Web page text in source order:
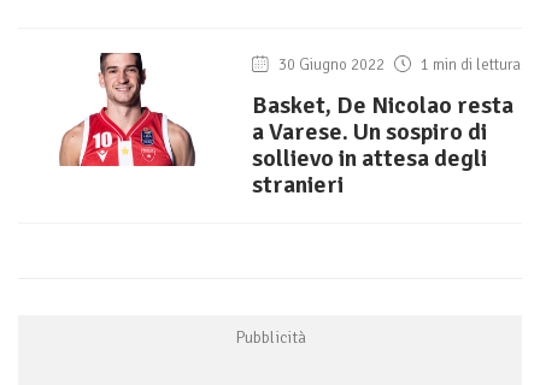
30 Giugno 2022 1 min di lettura
Basket, De Nicolao resta
a Varese. Un sospiro di
sollievo in attesa degli
stranieri